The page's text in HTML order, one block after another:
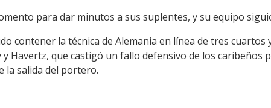
para dar minutos a sus suplentes, y su equipo
contener la técnica de Alemania en línea de tres cuartos
Havertz, que castigó un fallo defensivo de los caribeños
la salida del portero.